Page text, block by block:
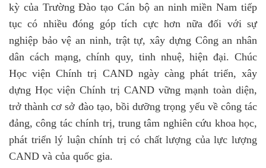
kỳ của Trường Đào tạo Cán bộ an ninh miền Nam tiếp
tục có nhiều đóng góp tích cực hơn nữa đối với sự
nghiệp bảo vệ an ninh, trật tự, xây dựng Công an nhân
dân cách mạng, chính quy, tinh nhuệ, hiện đại. Chúc
Học viện Chính trị CAND ngày càng phát triển,xây
dựng Học viện Chính trị CAND vững mạnh toàn diện,
trở thành cơ sở đào tạo, bồi dưỡng trọng yếu về công tác
đảng, công tác chính trị, trung tâm nghiên cứu khoa học,
phát triển lý luận chính trị có chất lượng của lực lượng
CAND và của quốc gia.